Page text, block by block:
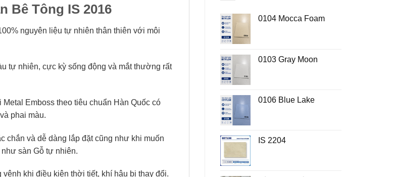
0104 Mocca Foam
0103 Gray Moon
0106 Blue Lake
IS 2204
Bê Tông IS 2016
nguyên liệu tự nhiên thân thiên với môi
tự nhiên, cực kỳ sống động và mắt thường rất
Emboss theo tiêu chuẩn Hàn Quốc có
phai màu.
chắn và dễ dàng lắp đặt cũng như khi muốn
sàn Gỗ tự nhiên.
khi điều kiện thời tiết, khí hậu bị thay đổi.